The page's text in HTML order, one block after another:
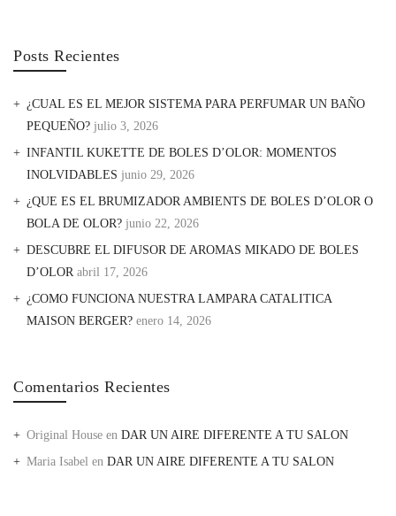
Posts Recientes
¿CUAL ES EL MEJOR SISTEMA PARA PERFUMAR UN BAÑO
PEQUEÑO? julio 3, 2026
INFANTIL KUKETTE DE BOLES D’OLOR: MOMENTOS
INOLVIDABLES junio 29, 2026
¿QUE ES EL BRUMIZADOR AMBIENTS DE BOLES D’OLOR O
BOLA DE OLOR? junio 22, 2026
DESCUBRE EL DIFUSOR DE AROMAS MIKADO DE BOLES
D’OLOR abril 17, 2026
¿COMO FUNCIONA NUESTRA LAMPARA CATALITICA
MAISON BERGER? enero 14, 2026
Comentarios Recientes
Original House en DAR UN AIRE DIFERENTE A TU SALON
Maria Isabel en DAR UN AIRE DIFERENTE A TU SALON